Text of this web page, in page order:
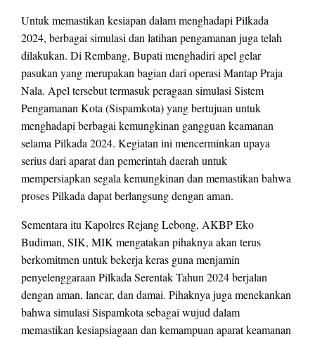
Untuk memastikan kesiapan dalam menghadapi Pilkada
2024, berbagai simulasi dan latihan pengamanan juga telah
dilakukan. Di Rembang, Bupati menghadiri apel gelar
pasukan yang merupakan bagian dari operasi Mantap Praja
Nala. Apel tersebut termasuk peragaan simulasi Sistem
Pengamanan Kota (Sispamkota) yang bertujuan untuk
menghadapi berbagai kemungkinan gangguan keamanan
selama Pilkada 2024. Kegiatan ini mencerminkan upaya
serius dari aparat dan pemerintah daerah untuk
mempersiapkan segala kemungkinan dan memastikan bahwa
proses Pilkada dapat berlangsung dengan aman.
Sementara itu Kapolres Rejang Lebong, AKBP Eko
Budiman, SIK, MIK mengatakan pihaknya akan terus
berkomitmen untuk bekerja keras guna menjamin
penyelenggaraan Pilkada Serentak Tahun 2024 berjalan
dengan aman, lancar, dan damai. Pihaknya juga menekankan
bahwa simulasi Sispamkota sebagai wujud dalam
memastikan kesiapsiagaan dan kemampuan aparat keamanan